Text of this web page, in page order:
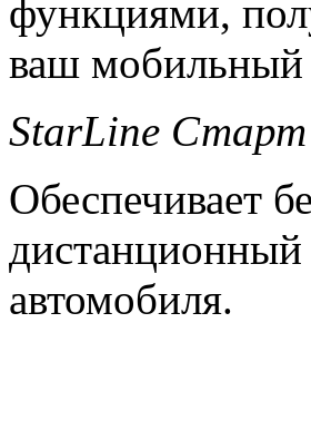
функциями,
ваш мобильный
StarLine Старт
Обеспечивает
автомобиля.